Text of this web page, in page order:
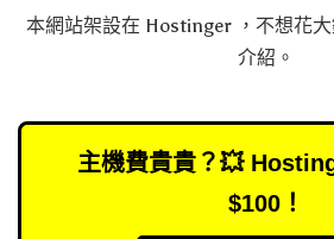
本網站架設在 Hostinger，不想花
介紹 。
主機費貴貴？💥
$100！